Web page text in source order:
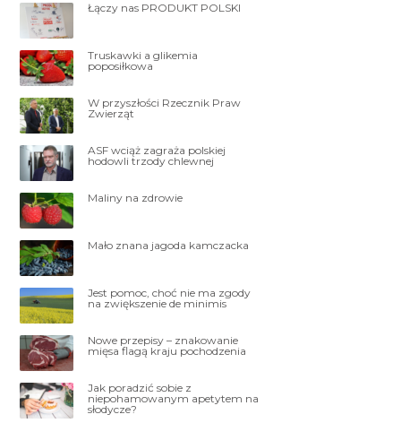
Łączy nas PRODUKT POLSKI
Truskawki a glikemia
poposiłkowa
W przyszłości Rzecznik Praw
Zwierząt
ASF wciąż zagraża polskiej
hodowli trzody chlewnej
Maliny na zdrowie
Mało znana jagoda kamczacka
Jest pomoc, choć nie ma zgody
na zwiększenie de minimis
Nowe przepisy – znakowanie
mięsa flagą kraju pochodzenia
Jak poradzić sobie z
niepohamowanym apetytem na
słodycze?